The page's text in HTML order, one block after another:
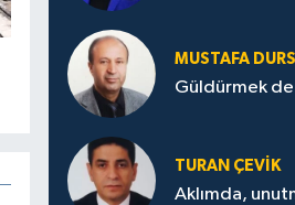
MUSTAFA
Güldürmek
TURAN ÇEVİK
Aklımda,